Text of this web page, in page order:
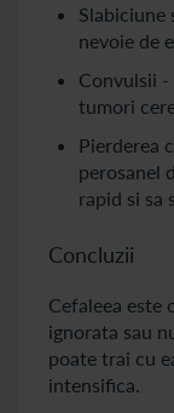
Slabiciune
nevoie de
Convulsii
tumori
Pierderea
perosanel
rapid si sa
Concluzii
Cefaleea este
ignorata sau
poate trai cu
intensifica.